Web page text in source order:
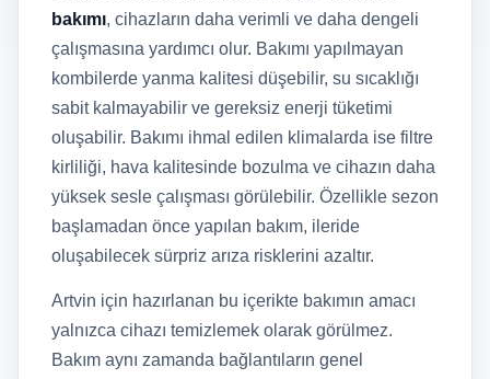
bakımı, cihazların daha verimli ve daha dengeli
çalışmasına yardımcı olur. Bakımı yapılmayan
kombilerde yanma kalitesi düşebilir, su sıcaklığı
sabit kalmayabilir ve gereksiz enerji tüketimi
oluşabilir. Bakımı ihmal edilen klimalarda ise filtre
kirliliği, hava kalitesinde bozulma ve cihazın daha
yüksek sesle çalışması görülebilir. Özellikle sezon
başlamadan önce yapılan bakım, ileride
oluşabilecek sürpriz arıza risklerini azaltır.
Artvin için hazırlanan bu içerikte bakımın amacı
yalnızca cihazı temizlemek olarak görülmez.
Bakım aynı zamanda bağlantıların genel